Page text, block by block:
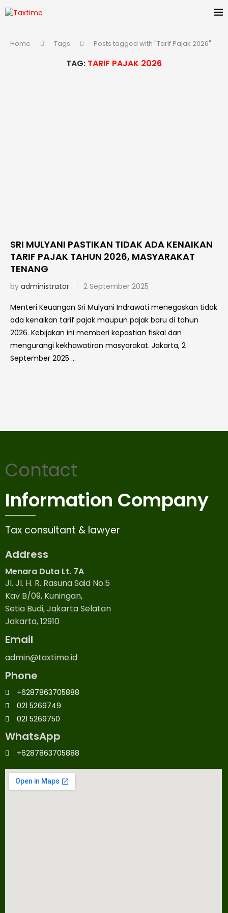
Home Tags Posts tagged with "Tarif Pajak 2026"
TAG: TARIF PAJAK 2026
SRI MULYANI PASTIKAN TIDAK ADA KENAIKAN
TARIF PAJAK TAHUN 2026, MASYARAKAT
TENANG
by administrator 2 September 2025
Menteri Keuangan Sri Mulyani Indrawati menegaskan tidak
ada kenaikan tarif pajak maupun pajak baru di tahun
2026. Kebijakan ini memberi kepastian fiskal dan
mengurangi kekhawatiran masyarakat. Jakarta, 2
September 2025 …
Contact
Information Company
Tax consultant & lawyer
Address
Menara Duta Lt. 7A
Jl. Jl. H. R. Rasuna Said No.5
Kav B/09, Kuningan,
Setia Budi, Jakarta Selatan
Jakarta, 12910
Email
admin@taxtime.id
Phone
+6287863705888
021 5269749
021 5269750
WhatsApp
+6287863705888